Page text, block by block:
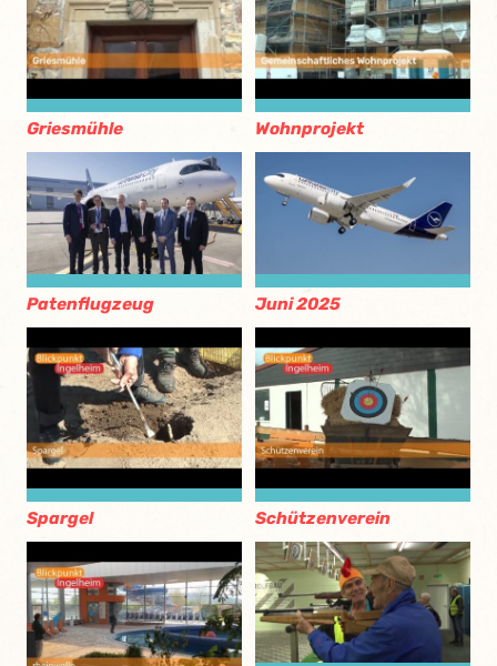
Griesmühle Wohnprojekt
Patenflugzeug Juni 2025
Spargel Schützenverein